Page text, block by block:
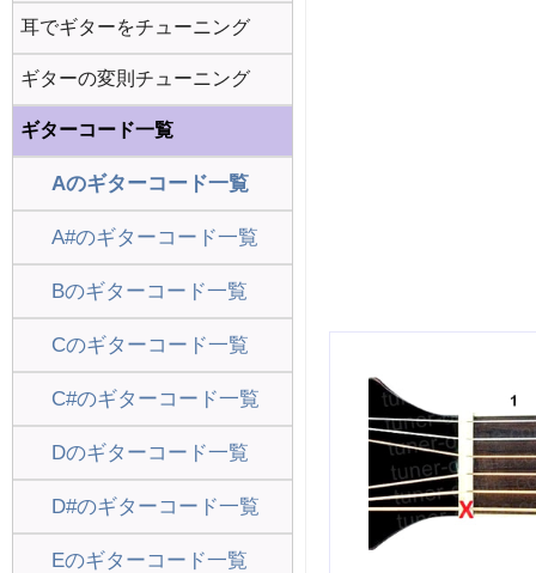
耳でギターをチューニング
ギターの変則チューニング
ギターコード一覧
Aのギターコード一覧
A#のギターコード一覧
Bのギターコード一覧
Cのギターコード一覧
C#のギターコード一覧
Dのギターコード一覧
D#のギターコード一覧
Eのギターコード一覧